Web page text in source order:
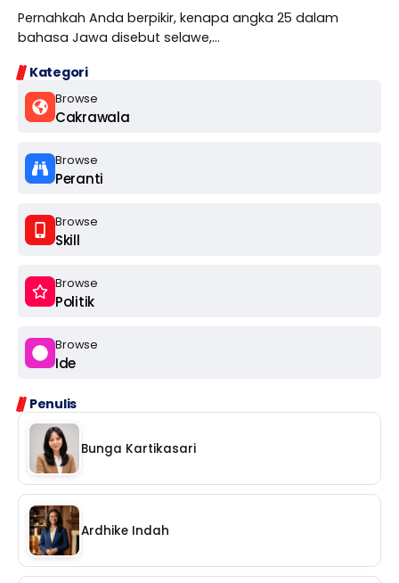
Kategori
Browse
Cakrawala
Browse
Peranti
Browse
Skill
Browse
Politik
Browse
Ide
Penulis
Bunga Kartikasari
Ardhike Indah
Pernahkah Anda berpikir, kenapa angka 25 dalam
bahasa Jawa disebut selawe,...